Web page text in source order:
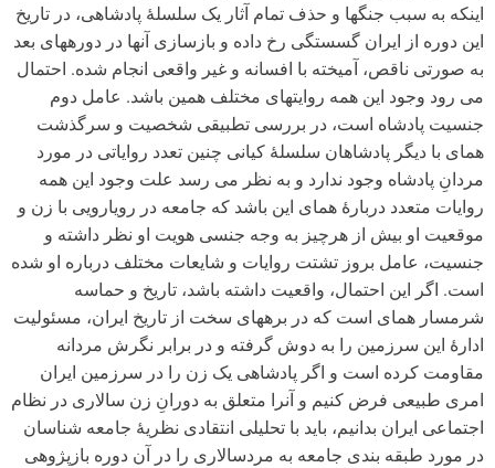
اینکه به سبب جنگ­ها و حذف تمام آثار یک سلسلۀ پادشاهی، در تاریخ
این دوره از ایران گسستگی رخ داده و بازسازی آنها در دوره­های بعد
به صورتی ناقص، آمیخته با افسانه و غیر واقعی انجام شده. احتمال
می رود وجود این همه روایت­های مختلف همین باشد. عامل دوم
جنسیت پادشاه است، در بررسی تطبیقی شخصیت و سرگذشت
همای با دیگر پادشاهان سلسلۀ کیانی چنین تعدد روایاتی در مورد
مردانِ پادشاه وجود ندارد و به نظر می رسد علت وجود این همه
روایات متعدد دربارۀ همای این باشد که جامعه در رویارویی با زن و
موقعیت او بیش از هرچیز به وجه جنسی هویت او نظر داشته و
جنسیت، عامل بروز تشتت روایات و شایعات مختلف درباره او شده
است. اگر این احتمال، واقعیت داشته باشد، تاریخ و حماسه
شرمسار همای است که در برهه­ای سخت از تاریخ ایران، مسئولیت
ادارۀ این سرزمین را به دوش گرفته و در برابر نگرش مردانه
مقاومت کرده است و اگر پادشاهی یک زن را در سرزمین ایران
امری طبیعی فرض کنیم و آنرا متعلق به دورانِ زن سالاری در نظام
اجتماعی ایران بدانیم، باید با تحلیلی انتقادی نظریۀ جامعه شناسان
در مورد طبقه بندی جامعه به مردسالاری را در آن دوره بازپژوهی